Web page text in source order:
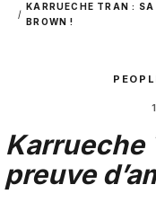
KARRUECHE TRAN : SA
BROWN !
Karrueche
preuve